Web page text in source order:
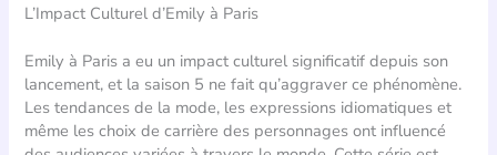
L’Impact Culturel d’Emily à Paris
Emily à Paris a eu un impact culturel significatif depuis son
lancement, et la saison 5 ne fait qu’aggraver ce phénomène.
Les tendances de la mode, les expressions idiomatiques et
même les choix de carrière des personnages ont influencé